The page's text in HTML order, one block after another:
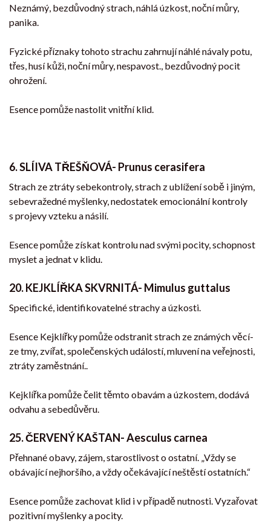
Neznámý, bezdůvodný strach, náhlá úzkost, noční můry,
panika.
Fyzické příznaky tohoto strachu zahrnují náhlé návaly potu,
třes, husí kůži, noční můry, nespavost., bezdůvodný pocit
ohrožení.
Esence pomůže nastolit vnitřní klid.
6. SLÍIVA TŘEŠŇOVÁ- Prunus cerasifera
Strach ze ztráty sebekontroly, strach z ublížení sobě i jiným,
sebevražedné myšlenky, nedostatek emocionální kontroly
s projevy vzteku a násilí.
Esence pomůže získat kontrolu nad svými pocity, schopnost
myslet a jednat v klidu.
20. KEJKLÍŘKA SKVRNITÁ- Mimulus guttalus
Specifické, identifikovatelné strachy a úzkosti.
Esence Kejklířky pomůže odstranit strach ze známých věcí-
ze tmy, zvířat, společenských událostí, mluvení na veřejnosti,
ztráty zaměstnání..
Kejklířka pomůže čelit těmto obavám a úzkostem, dodává
odvahu a sebedůvěru.
25. ČERVENÝ KAŠTAN- Aesculus carnea
Přehnané obavy, zájem, starostlivost o ostatní. „Vždy se
obávající nejhoršího, a vždy očekávající neštěstí ostatních.“
Esence pomůže zachovat klid i v případě nutnosti. Vyzařovat
pozitivní myšlenky a pocity.